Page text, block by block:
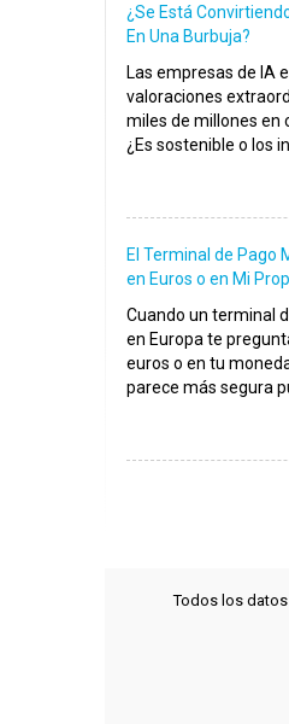
¿Se Está
En Una Burbuja?
Las empresas de IA
valoraciones
miles de millones en
¿Es sostenible o los
El Terminal de Pago
en Euros o en Mi
Cuando un terminal
en Europa te
euros o en tu
parece más segura
Todos los datos